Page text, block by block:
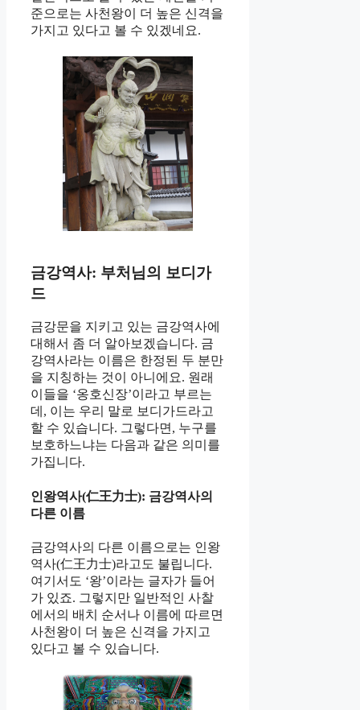
준으로는 사천왕이 더 높은 신격을
가지고 있다고 볼 수 있겠네요.
금강역사: 부처님의 보디가
드
금강문을 지키고 있는 금강역사에
대해서 좀 더 알아보겠습니다. 금
강역사라는 이름은 한정된 두 분만
을 지칭하는 것이 아니에요. 원래
이들을 ‘옹호신장’이라고 부르는
데, 이는 우리 말로 보디가드라고
할 수 있습니다. 그렇다면, 누구를
보호하느냐는 다음과 같은 의미를
가집니다.
인왕역사(仁王力士): 금강역사의
다른 이름
금강역사의 다른 이름으로는 인왕
역사(仁王力士)라고도 불립니다.
여기서도 ‘왕’이라는 글자가 들어
가 있죠. 그렇지만 일반적인 사찰
에서의 배치 순서나 이름에 따르면
사천왕이 더 높은 신격을 가지고
있다고 볼 수 있습니다.